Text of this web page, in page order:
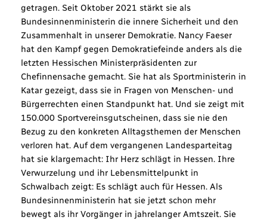
getragen. Seit Oktober 2021 stärkt sie als
Bundesinnenministerin die innere Sicherheit und den
Zusammenhalt in unserer Demokratie. Nancy Faeser
hat den Kampf gegen Demokratiefeinde anders als die
letzten Hessischen Ministerpräsidenten zur
Chefinnensache gemacht. Sie hat als Sportministerin in
Katar gezeigt, dass sie in Fragen von Menschen- und
Bürgerrechten einen Standpunkt hat. Und sie zeigt mit
150.000 Sportvereinsgutscheinen, dass sie nie den
Bezug zu den konkreten Alltagsthemen der Menschen
verloren hat. Auf dem vergangenen Landesparteitag
hat sie klargemacht: Ihr Herz schlägt in Hessen. Ihre
Verwurzelung und ihr Lebensmittelpunkt in
Schwalbach zeigt: Es schlägt auch für Hessen. Als
Bundesinnenministerin hat sie jetzt schon mehr
bewegt als ihr Vorgänger in jahrelanger Amtszeit. Sie